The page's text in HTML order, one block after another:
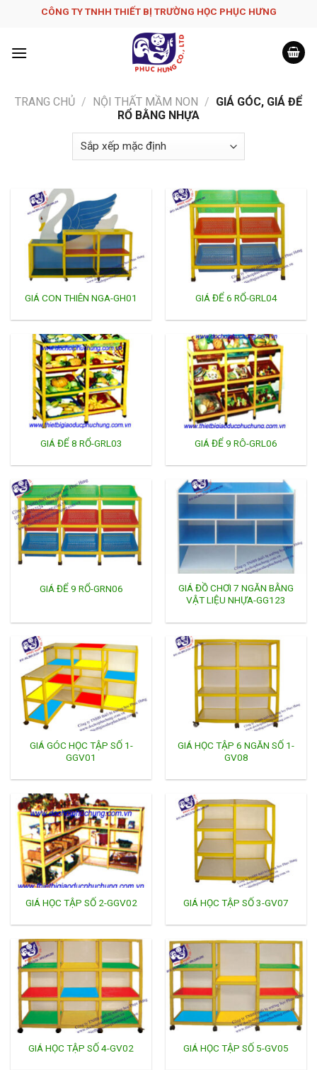
CÔNG TY TNHH THIẾT BỊ TRƯỜNG HỌC PHỤC H­ƯNG
TRANG CHỦ / NỘI THẤT MẦM NON / GIÁ GÓC, GIÁ ĐỂ
RỔ BẰNG NHỰA
GIÁ CON THIÊN NGA-GH01 GIÁ ĐỂ 6 RỔ-GRL04
GIÁ ĐỂ 8 RỔ-GRL03 GIÁ ĐỂ 9 RÔ-GRL06
GIÁ ĐỂ 9 RỔ-GRN06
GIÁ ĐỒ CHƠI 7 NGĂN BẰNG
VẬT LIỆU NHỰA-GG123
GIÁ GÓC HỌC TẬP SỐ 1-
GGV01
GIÁ HỌC TẬP 6 NGĂN SỐ 1-
GV08
GIÁ HỌC TẬP SỐ 2-GGV02 GIÁ HỌC TẬP SỐ 3-GV07
GIÁ HỌC TẬP SỐ 4-GV02 GIÁ HỌC TẬP SỐ 5-GV05